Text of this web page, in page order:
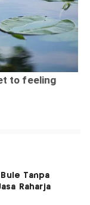
Tanpa
Raharja